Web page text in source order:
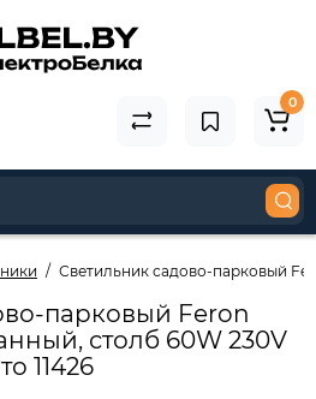
0
Светильник садово-парковый
парковый Feron
столб 60W 230V
11426